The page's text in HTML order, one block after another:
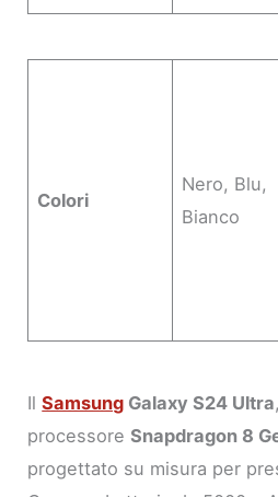
Colori
Nero, Blu,
Bianco
IlSamsung Galaxy S24 Ultra
processoreSnapdragon 8
progettato su misura per